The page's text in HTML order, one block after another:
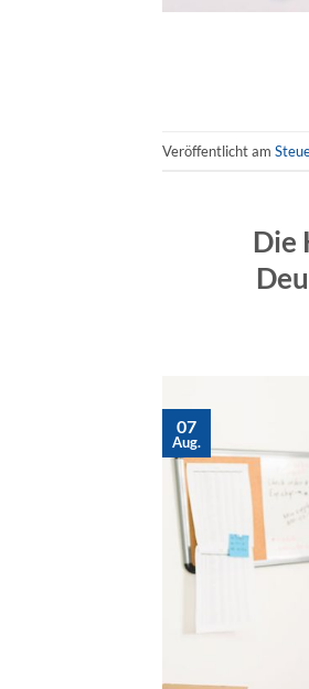
Veröffentlicht am
Die
07
Aug.